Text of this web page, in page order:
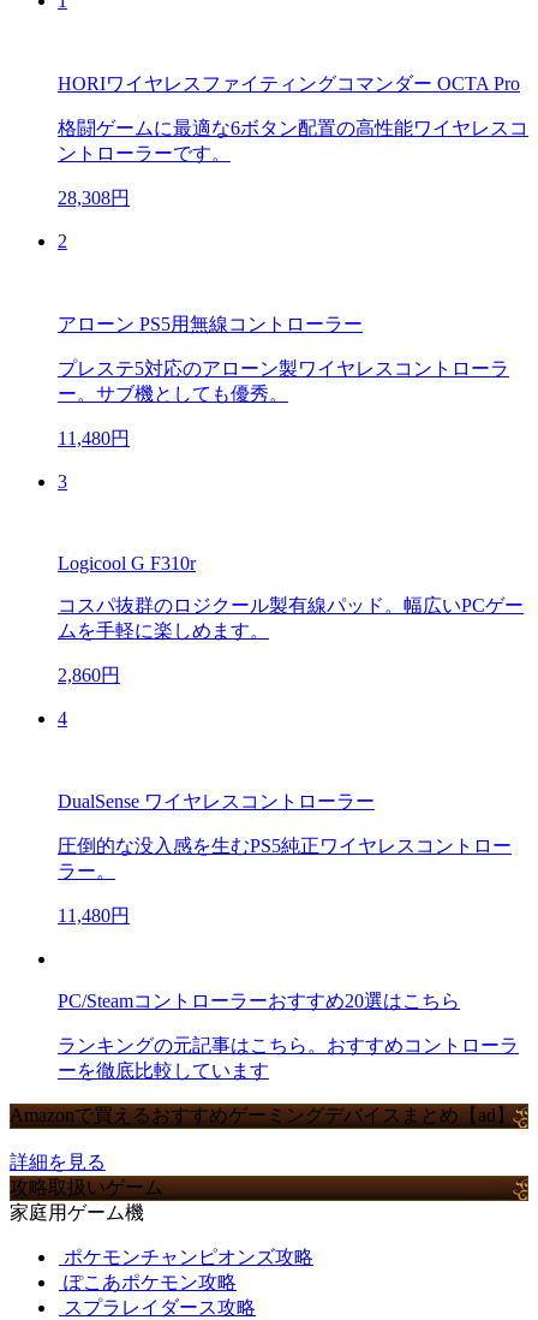
HORIワイヤレスファイティングコマンダー OCTA Pro
格闘ゲームに最適な6ボタン配置の高性能ワイヤレスコ
ントローラーです。
28,308円
2
アローン PS5用無線コントローラー
プレステ5対応のアローン製ワイヤレスコントローラ
ー。サブ機としても優秀。
11,480円
3
Logicool G F310r
コスパ抜群のロジクール製有線パッド。幅広いPCゲー
ムを手軽に楽しめます。
2,860円
4
DualSense ワイヤレスコントローラー
圧倒的な没入感を生むPS5純正ワイヤレスコントロー
ラー。
11,480円
PC/Steamコントローラーおすすめ20選はこちら
ランキングの元記事はこちら。おすすめコントローラ
ーを徹底比較しています
Amazonで買えるおすすめゲーミングデバイスまとめ【ad】
詳細を見る
攻略取扱いゲーム
家庭用ゲーム機
ポケモンチャンピオンズ攻略
ぽこあポケモン攻略
スプラレイダース攻略